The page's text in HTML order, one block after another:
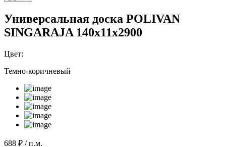
Универсальная доска POLIVAN
SINGARAJA 140х11х2900
Цвет:
Темно-коричневый
688 ₽ / п.м.